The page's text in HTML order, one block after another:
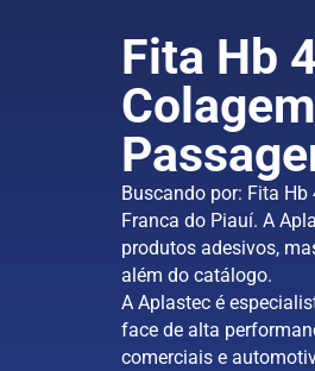
Fita Hb
Buscando por: Fita
Franca do Piauí. A
produtos adesivos,
além do catálogo.
A Aplastec é
face de alta
comerciais e